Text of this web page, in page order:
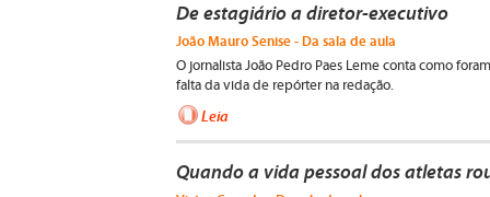
De estagiário a diretor-executivo
João Mauro Senise - Da sala de aula
O jornalista João Pedro Paes Leme conta como
falta da vida de repórter na redação.
Leia
Quando a vida pessoal dos atletas